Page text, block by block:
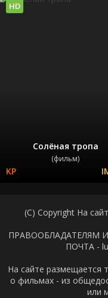
Солёная тропа
(фильм)
HD
(C) Copyright На
ПРАВООБЛАДАТЕЛЯМ
ПОЧТА -
На сайте размещается
о фильмах - из
или